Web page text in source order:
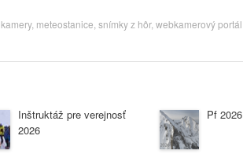
kamery, meteostanice snímky z hôr, webkamerový portál
Inštruktáž pre verejnosť
2026
Pf 2026